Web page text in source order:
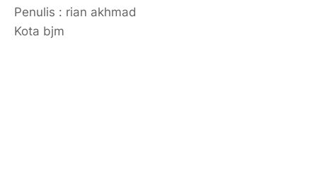
Penulis : rian akhmad
Kota bjm